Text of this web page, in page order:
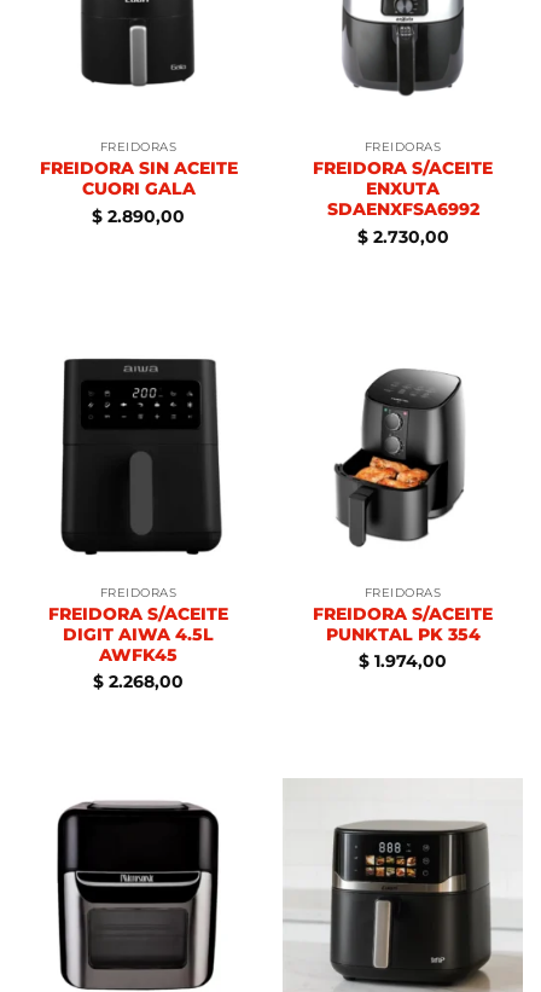
FREIDORAS
FREIDORA SIN ACEITE
CUORI GALA
$ 2.890,00
FREIDORAS
FREIDORA S/ACEITE
ENXUTA
SDAENXFSA6992
$2.730,00
FREIDORAS
FREIDORA S/ACEITE
DIGIT AIWA 4.5L
AWFK45
$ 2.268,00
FREIDORAS
FREIDORA S/ACEITE
PUNKTAL PK 354
$ 1.974,00